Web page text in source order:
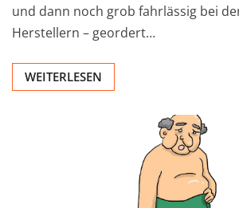
und dann noch grob fahrlässig bei
Herstellern – geordert…
WEITERLESEN